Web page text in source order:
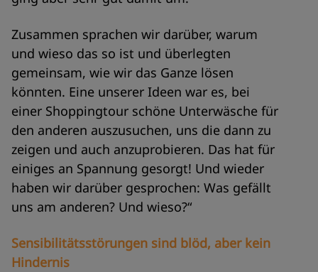
Zusammen sprachen wir darüber, warum
und wieso das so ist und überlegten
gemeinsam, wie wir das Ganze lösen
könnten. Eine unserer Ideen war es, bei
einer Shoppingtour schöne Unterwäsche für
den anderen auszusuchen, uns die dann zu
zeigen und auch anzuprobieren. Das hat für
einiges an Spannung gesorgt! Und wieder
haben wir darüber gesprochen: Was gefällt
uns am anderen? Und wieso?“
Sensibilitätsstörungen sind blöd, aber kein
Hindernis